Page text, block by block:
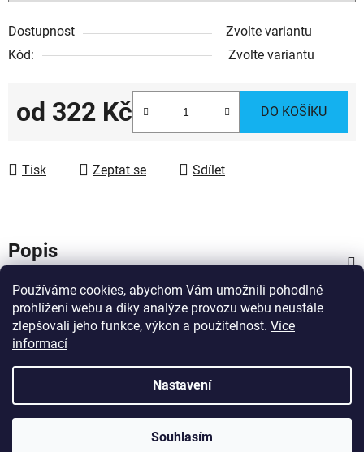
Používáme cookies, abychom Vám umožnili pohodlné
prohlížení webu a díky analýze provozu webu neustále
zlepšovali jeho funkce, výkon a použitelnost. Více
informací
Nastavení
Souhlasím
Dostupnost
Zvolte variantu
Kód:
Zvolte variantu
od 322 Kč DO KOŠÍKU
Tisk Zeptat se Sdílet
Popis
Diskuze
Copyright 2026Dárky pro hasiče. Všechna práva
Upravit nastavení cookies
tvorbu datových sad, analýzu a generování obsahu pomocí a včetně